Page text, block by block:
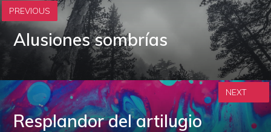
PREVIOUS
Alusiones sombrías
Resplandor del artilugio
NEXT